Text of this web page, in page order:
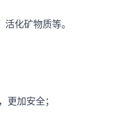
化矿物质等。
更加安全；